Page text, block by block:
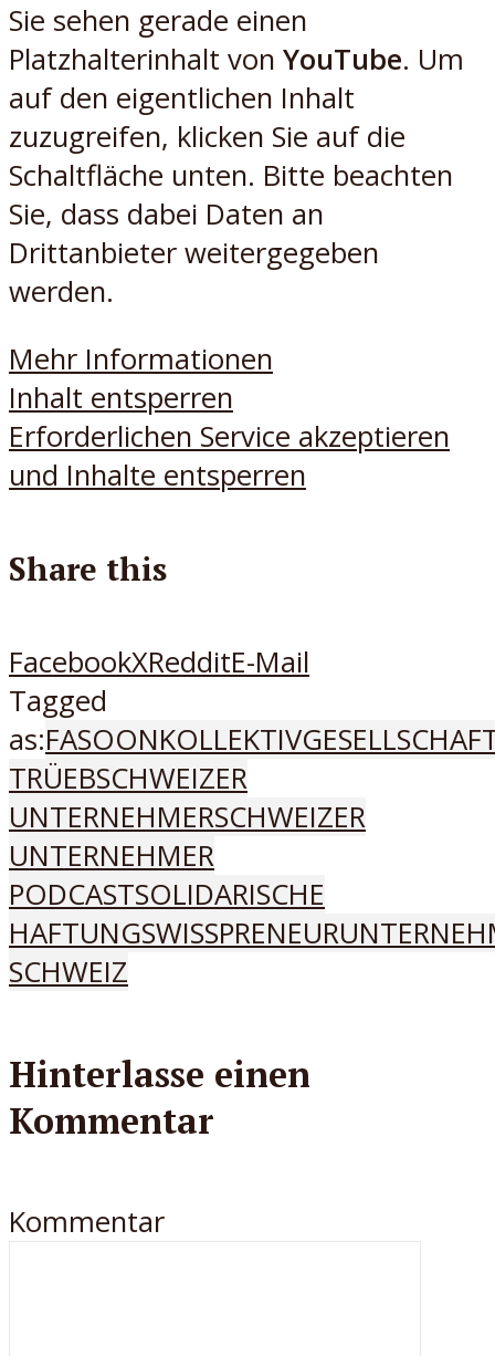
Sie sehen gerade einen
Platzhalterinhalt von YouTube. Um
auf den eigentlichen Inhalt
zuzugreifen, klicken Sie auf die
Schaltfläche unten. Bitte beachten
Sie, dass dabei Daten an
Drittanbieter weitergegeben
werden.
Mehr Informationen
Inhalt entsperren
Erforderlichen Service akzeptieren
und Inhalte entsperren
Share this
FacebookXRedditE-Mail
Tagged
as:FASOON
TRÜEBSCHWEIZER
UNTERNEHMERSCHWEIZER
UNTERNEHMER
PODCASTSOLIDARISCHE
HAFTUNGSWISSPRENEUR
SCHWEIZ
Hinterlasse einen
Kommentar
Kommentar